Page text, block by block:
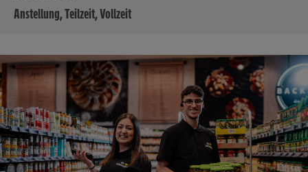
Anstellung, Teilzeit, Vollzeit